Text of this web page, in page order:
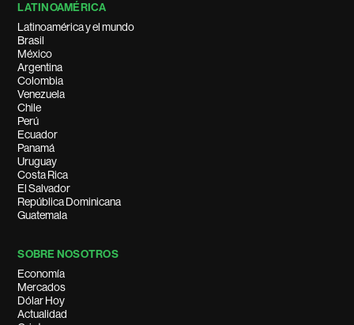
LATINOAMÉRICA
Latinoamérica y el mundo
Brasil
México
Argentina
Colombia
Venezuela
Chile
Perú
Ecuador
Panamá
Uruguay
Costa Rica
El Salvador
República Dominicana
Guatemala
SOBRE NOSOTROS
Economía
Mercados
Dólar Hoy
Actualidad